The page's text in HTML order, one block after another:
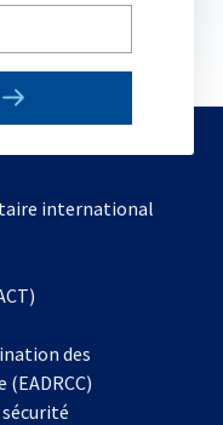
international
des
sécurité